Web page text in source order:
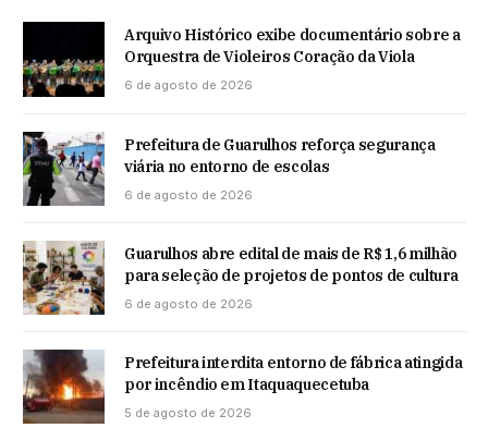
Arquivo Histórico exibe documentário sobre a
Orquestra de Violeiros Coração da Viola
6 de agosto de 2026
Prefeitura de Guarulhos reforça segurança
viária no entorno de escolas
6 de agosto de 2026
Guarulhos abre edital de mais de R$ 1,6 milhão
para seleção de projetos de pontos de cultura
6 de agosto de 2026
Prefeitura interdita entorno de fábrica atingida
por incêndio em Itaquaquecetuba
5 de agosto de 2026